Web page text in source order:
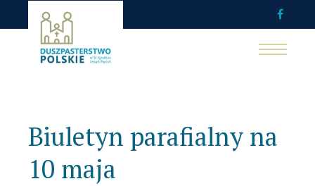
Biuletyn parafialny na
10 maja